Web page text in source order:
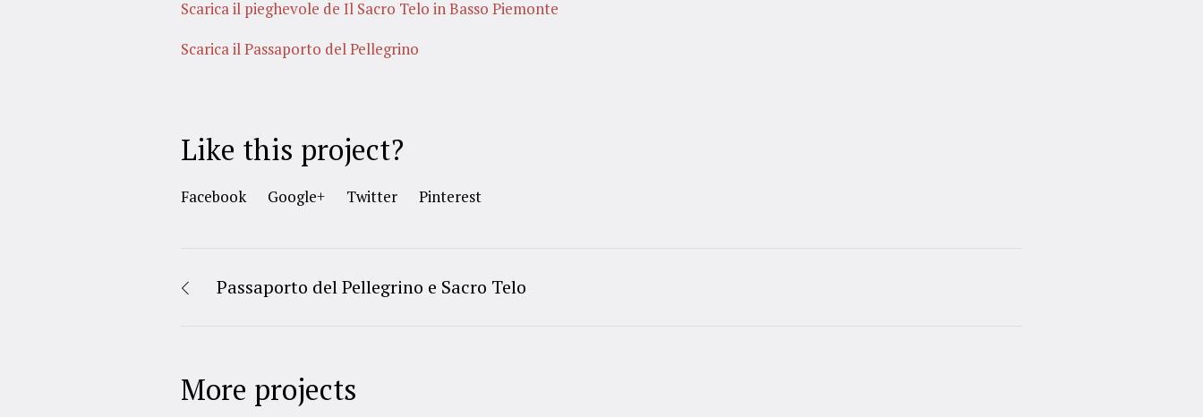
Scarica il pieghevole de Il Sacro Telo in Basso Piemonte
Scarica il Passaporto del Pellegrino
Like this project?
Facebook Google+ Twitter Pinterest
Passaporto del Pellegrino e Sacro Telo
More projects